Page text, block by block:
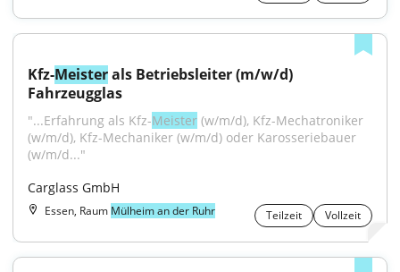
Kfz-Meister als Betriebsleiter (m/w/d)
Fahrzeugglas
"...Erfahrung als Kfz-Meister (w/m/d), Kfz-Mechatroniker
(w/m/d), Kfz-Mechaniker (w/m/d) oder Karosseriebauer
(w/m/d..."
Carglass GmbH
Essen, Raum Mülheim an der Ruhr Teilzeit Vollzeit